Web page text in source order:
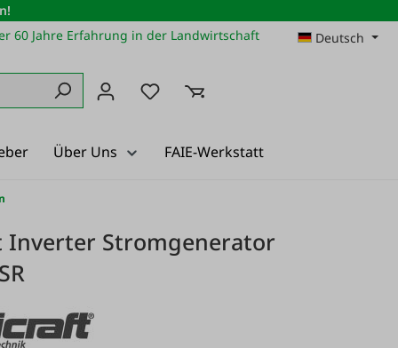
60 Jahre Erfahrung in der Landwirtschaft Deutsch
Du hast 0 Produkte auf dem
Über Uns FAIE-Werkstatt
Inverter Stromgenerator